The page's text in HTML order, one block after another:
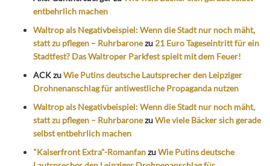
entbehrlich machen
Waltrop als Negativbeispiel: Wenn die Stadt nur noch mäht,
statt zu pflegen – Ruhrbaronezu 21 Euro Tageseintritt für ein
Stadtfest? Das Waltroper Parkfest spielt mit dem Feuer!
ACKzuWie Putins deutsche Lautsprecher den Leipziger
Drohnenanschlag für antiwestliche Propaganda nutzen
Waltrop als Negativbeispiel: Wenn die Stadt nur noch mäht,
statt zu pflegen – RuhrbaronezuWie viele Bäcker sich gerade
selbst entbehrlich machen
"Kaiserfront Extra"-RomanfanzuWie Putins deutsche